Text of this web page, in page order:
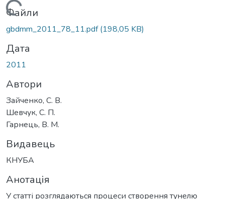
Вантажиться...
Файли
gbdmm_2011_78_11.pdf(198,05 KB)
Дата
2011
Автори
Зайченко, С. В.
Шевчук, С. П.
Гарнець, В. М.
Видавець
КНУБА
Анотація
У статті розглядаються процеси створення тунелю